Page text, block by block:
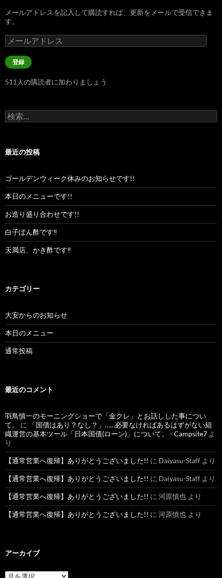
メールアドレスを記入して購読すれば、更新をメールで受信できま
す。
メ
ー
ル
ア
レ
登録
511人の購読者に加わりましょう
検
索:
最近の投稿
ゴールデンウィーク休みのお知らせです!!
本日のメニューです!!
お造り盛り合わせです!!
白子ぽん酢です‼︎
天満店、かき酢です‼︎
カテゴリー
大安からのお知らせ
本日のメニュー
通常投稿
最近のコメント
羽鳥慎一のモーニングショーで「金クレ」とお話しした事につい
て。
に
「国債はあり？なし？」……必要なければあるはずがない組
織運営の基本ツール「日本国債(ローン)」について。 - Campsite7 よ
り
【通常営業へ復帰】ありがとうございました!! に Daiyasu-Staff より
【通常営業へ復帰】ありがとうございました!! に Daiyasu-Staff より
【通常営業へ復帰】ありがとうございました!! に 河原慎也 より
【通常営業へ復帰】ありがとうございました!! に 河原慎也 より
アーカイブ
ア